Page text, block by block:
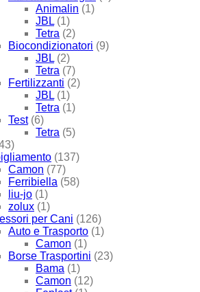
Animalin (1)
JBL (1)
Tetra (2)
Biocondizionatori (9)
JBL (2)
Tetra (7)
Fertilizzanti (2)
JBL (1)
Tetra (1)
Test (6)
Tetra (5)
(137)
Camon (77)
Ferribiella (58)
liu-jo (1)
zolux (1)
per Cani (126)
Auto e Trasporto (1)
Camon (1)
Borse Trasportini (23)
Bama (1)
Camon (12)